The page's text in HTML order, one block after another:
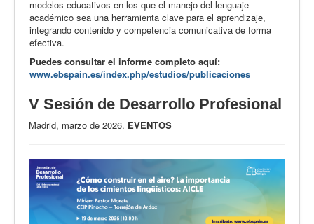
modelos educativos en los que el manejo del lenguaje
académico sea una herramienta clave para el aprendizaje,
integrando contenido y competencia comunicativa de forma
efectiva.
Puedes consultar el informe completo aquí:
www.ebspain.es/index.php/estudios/publicaciones
V Sesión de Desarrollo Profesional
Madrid, marzo de 2026. EVENTOS